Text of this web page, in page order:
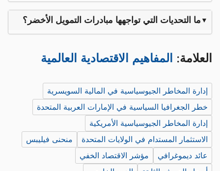
ما التحديات التي تواجهها مبادرات التمويل الأخضر؟
العلامة: المفاهيم الاقتصادية العالمية
إدارة المخاطر الجيوسياسية في المالية السويسرية
خطر الجغرافيا السياسية في الإمارات العربية المتحدة
إدارة المخاطر الجيوسياسية الأمريكية
الاستثمار المستدام في الولايات المتحدة
منحنى فيليبس
عائد ديموغرافي
مؤشر الاقتصاد الخفي